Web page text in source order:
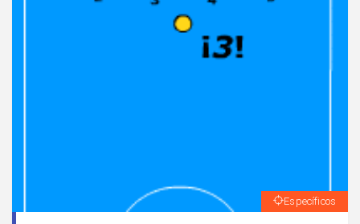
Específicos